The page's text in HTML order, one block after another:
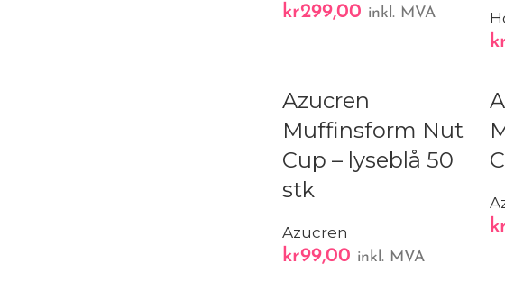
kr299,00 inkl. MVA
Azucren
Muffinsform Nut
Cup – lyseblå 50
stk
Azucren
kr99,00 inkl. MVA